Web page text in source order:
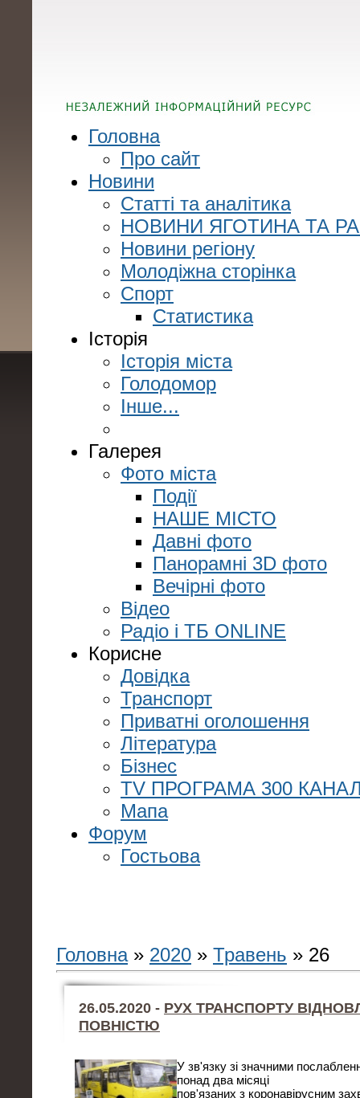
Головна
Про сайт
Новини
Статті та аналітика
НОВИНИ ЯГОТИНА ТА
Новини регіону
Молодіжна сторінка
Спорт
Статистика
Історія
Історія міста
Голодомор
Інше...
Галерея
Фото міста
Події
НАШЕ МІСТО
Давні фото
Панорамні 3D фото
Вечірні фото
Відео
Радіо і ТБ ONLINE
Корисне
Довідка
Транспорт
Приватні оголошення
Література
Бізнес
TV ПРОГРАМА 300
Мапа
Форум
Гостьова
Головна» 2020 » Травень » 26
26.05.2020 - РУХ ТРАНСПОРТУ
ПОВНІСТЮ
У зв'язку зі значними
понад два місяці
пов'язаних з коронавірусним